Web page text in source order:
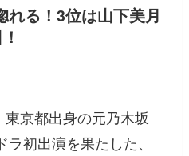
れる！3位は山下美月
京都出身の元乃木坂
初出演を果たした、